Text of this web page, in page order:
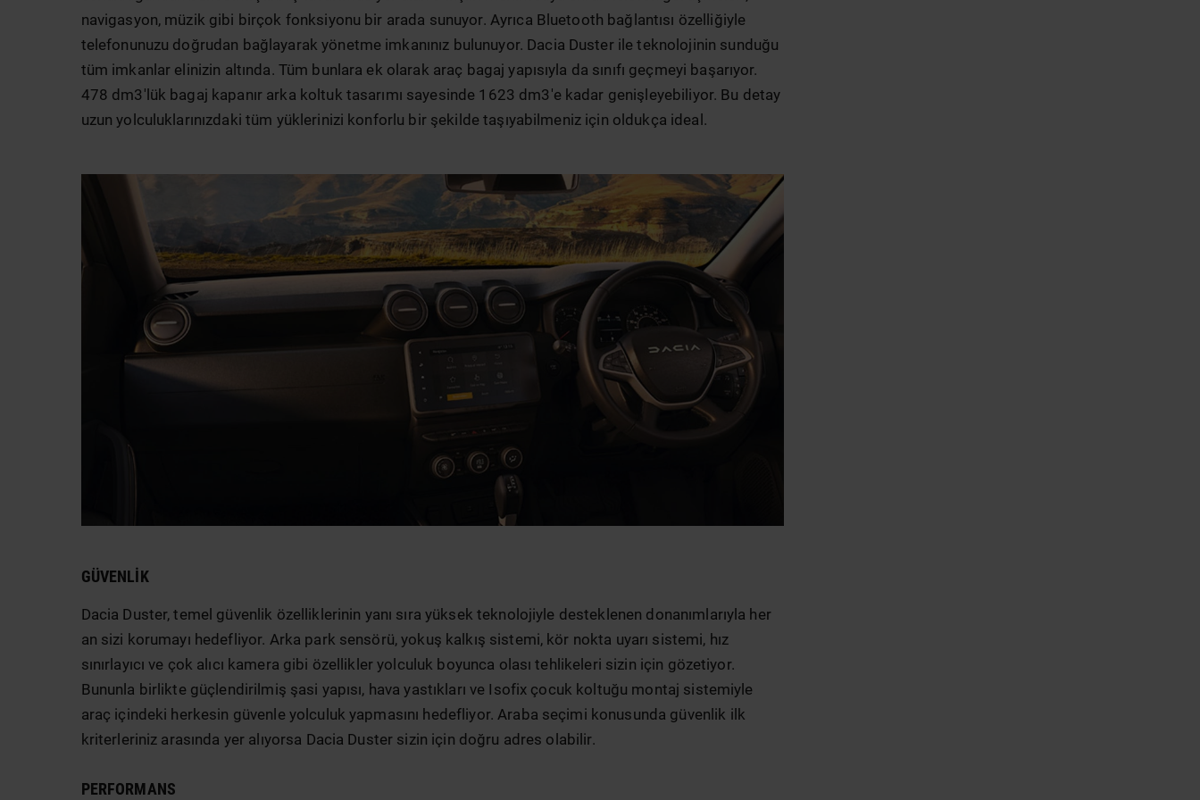
navigasyon, müzik gibi birçok fonksiyonu bir arada sunuyor. Ayrıca Bluetooth bağlantısı özelliğiyle
telefonunuzu doğrudan bağlayarak yönetme imkanınız bulunuyor. Dacia Duster ile teknolojinin sunduğu
tüm imkanlar elinizin altında. Tüm bunlara ek olarak araç bagaj yapısıyla da sınıfı geçmeyi başarıyor.
478 dm3'lük bagaj kapanır arka koltuk tasarımı sayesinde 1623 dm3'e kadar genişleyebiliyor. Bu detay
uzun yolculuklarınızdaki tüm yüklerinizi konforlu bir şekilde taşıyabilmeniz için oldukça ideal.
GÜVENLIK
Dacia Duster, temel güvenlik özelliklerinin yanı sıra yüksek teknolojiyle desteklenen donanımlarıyla her
an sizi korumayı hedefliyor. Arka park sensörü, yokuş kalkış sistemi, kör nokta uyarı sistemi, hız
sınırlayıcı ve çok alıcı kamera gibi özellikler yolculuk boyunca olası tehlikeleri sizin için gözetiyor.
Bununla birlikte güçlendirilmiş şasi yapısı, hava yastıkları ve Isofix çocuk koltuğu montaj sistemiyle
araç içindeki herkesin güvenle yolculuk yapmasını hedefliyor. Araba seçimi konusunda güvenlik ilk
kriterleriniz arasında yer alıyorsa Dacia Duster sizin için doğru adres olabilir.
PERFORMANS